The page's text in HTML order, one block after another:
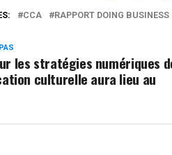
CCA RAPPORT DOING BUSINESS
les stratégies numériques
culturelle aura lieu au